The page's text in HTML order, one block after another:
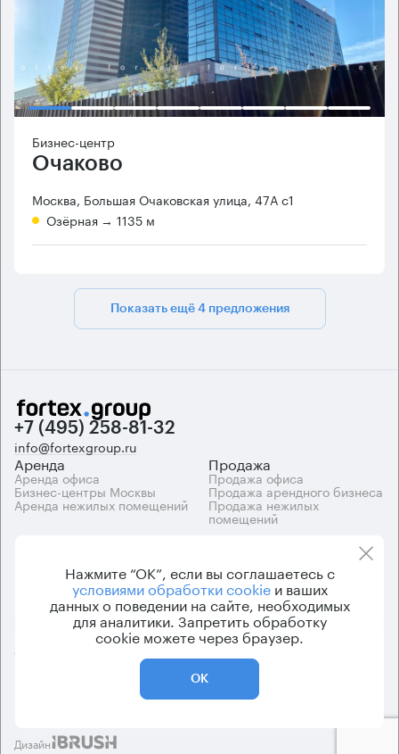
Бизнес-центр
Очаково
Москва, Большая Очаковская улица, 47А с1
Озёрная → 1135 м
Показать ещё 4 предложения
+7 (495) 258-81-32
info@fortexgroup.ru
Аренда
Аренда офиса
Бизнес-центры Москвы
Аренда нежилых помещений
Продажа
Продажа офиса
Продажа арендного бизнеса
Продажа нежилых
помещений
Каталог бизнес-центров О компании
Вакансии
Контакты
© 2026 Fortex.Group. ООО «АРЕНДА ОФИСА», ОГРН 1177746948686,
Политика конфиденциальности
Дизайн
Нажмите “ОК”, если вы соглашаетесь с
условиями обработки cookieи ваших
данных о поведении на сайте, необходимых
для аналитики. Запретить обработку
cookie можете через браузер.
ОК